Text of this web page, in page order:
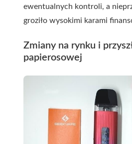
ewentualnych kontroli, a
groziło wysokimi karami
Zmiany na rynku i
papierosowej